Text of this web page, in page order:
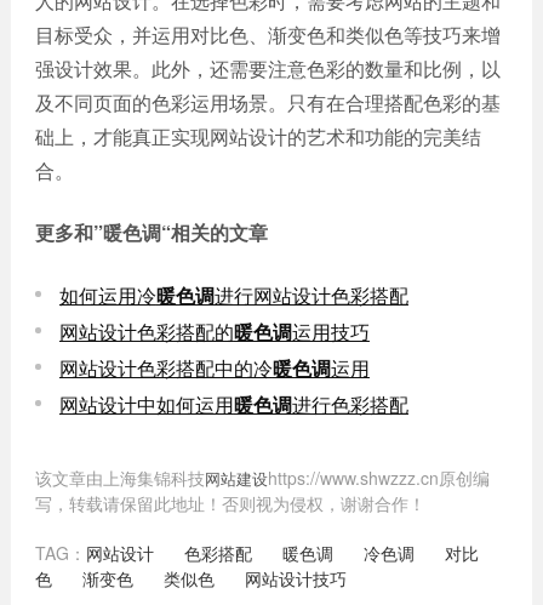
目标受众，并运用对比色、渐变色和类似色等技巧来增
强设计效果。此外，还需要注意色彩的数量和比例，以
及不同页面的色彩运用场景。只有在合理搭配色彩的基
础上，才能真正实现网站设计的艺术和功能的完美结
合。
更多和”暖色调“相关的文章
如何运用冷暖色调进行网站设计色彩搭配
网站设计色彩搭配的暖色调运用技巧
网站设计色彩搭配中的冷暖色调运用
网站设计中如何运用暖色调进行色彩搭配
该文章由上海集锦科技网站建设https://www.shwzzz.cn原创编
写，转载请保留此地址！否则视为侵权，谢谢合作！
TAG： 网站设计 色彩搭配 暖色调 冷色调
对比
色
渐变色 类似色 网站设计技巧